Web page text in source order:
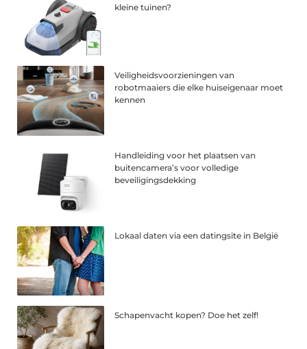
kleine tuinen?
Veiligheidsvoorzieningen van
robotmaaiers die elke huiseigenaar moet
kennen
Handleiding voor het plaatsen van
buitencamera’s voor volledige
beveiligingsdekking
Lokaal daten via een datingsite in België
Schapenvacht kopen? Doe het zelf!